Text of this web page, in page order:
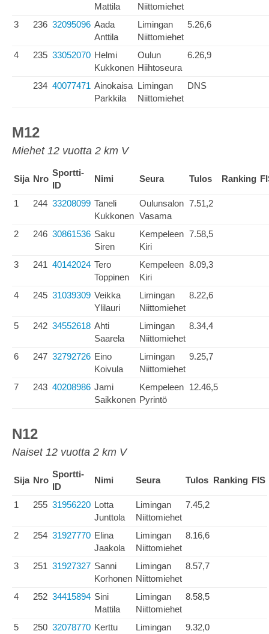
Mattila
Niittomiehet
3
236 32095096 Aada
Anttila
Limingan
Niittomiehet
5.26,6
4 235 33052070 Helmi
Kukkonen
Oulun
Hiihtoseura
6.26,9
234 40077471 Ainokaisa
Parkkila
Limingan
Niittomiehet
DNS
M12
Miehet 12 vuotta 2 km V
Sija Nro
Sportti-
ID
Nimi Seura Tulos Ranking
1 244 33208099 Taneli
Kukkonen
Oulunsalon
Vasama
7.51,2
2 246 30861536 Saku
Siren
Kempeleen
Kiri
7.58,5
3 241 40142024 Tero
Toppinen
Kempeleen
Kiri
8.09,3
4 245 31039309 Veikka
Ylilauri
Limingan
Niittomiehet
8.22,6
5 242 34552618 Ahti
Saarela
Limingan
Niittomiehet
8.34,4
6 247 32792726 Eino
Koivula
Limingan
Niittomiehet
9.25,7
7 243 40208986 Jami
Saikkonen
Kempeleen
Pyrintö
12.46,5
N12
Naiset 12 vuotta 2 km V
Sija Nro
Sportti-
ID
Nimi Seura Tulos Ranking FIS
1 255 31956220 Lotta
Junttola
Limingan
Niittomiehet
7.45,2
2 254 31927770 Elina
Jaakola
Limingan
Niittomiehet
8.16,6
3 251 31927327 Sanni
Korhonen
Limingan
Niittomiehet
8.57,7
4 252 34415894 Sini
Mattila
Limingan
Niittomiehet
8.58,5
5 250 32078770 Kerttu
Limingan
9.32,0